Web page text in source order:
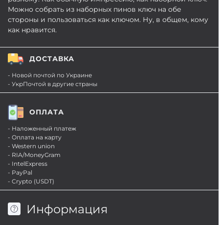
Можно собрать из наборных пинов ключ на обе
стороны и пользоваться как ключом. Ну, в общем, кому
как нравится.
ДОСТАВКА
- Новой почтой по Украине
- УкрПочтой в другие страны
ОПЛАТА
- Наложенный платеж
- Оплата на карту
- Western union
- RIA/MoneyGram
- IntelExpress
- PayPal
- Crypto (USDT)
Информация